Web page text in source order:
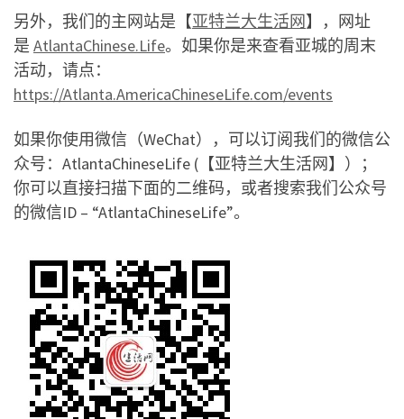
另外，我们的主网站是【亚特兰大生活网】，网址
是 AtlantaChinese.Life。如果你是来查看亚城的周末
活动，请点：
https://Atlanta.AmericaChineseLife.com/events
如果你使用微信（WeChat），可以订阅我们的微信公
众号：AtlantaChineseLife (【亚特兰大生活网】）；
你可以直接扫描下面的二维码，或者搜索我们公众号
的微信ID – “AtlantaChineseLife”。